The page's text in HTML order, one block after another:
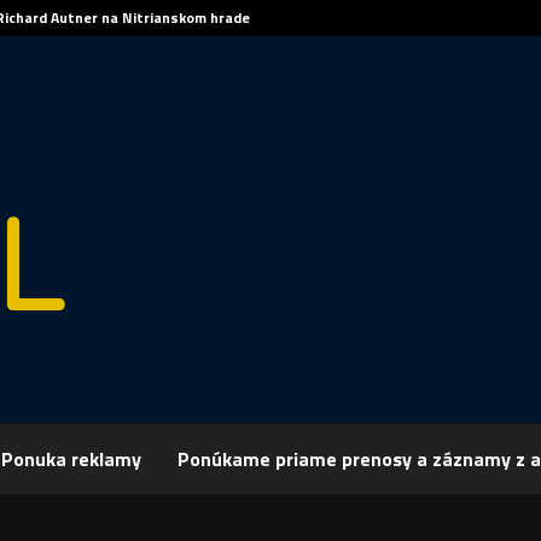
Autner na Nitrianskom hrade
Ponuka reklamy Ponúkame priame prenosy a záznamy z
Archív Šport ŠPORT, FUTBAL: Gólový uragán v Galante